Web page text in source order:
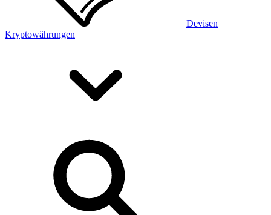
Devisen
Kryptowährungen